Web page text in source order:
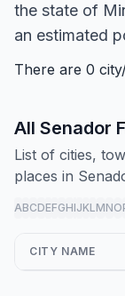
the state of
an estimated
There are 0
All Senador
List of cities,
places in
ABCDEFGHIJKLMNO
CITY NAME